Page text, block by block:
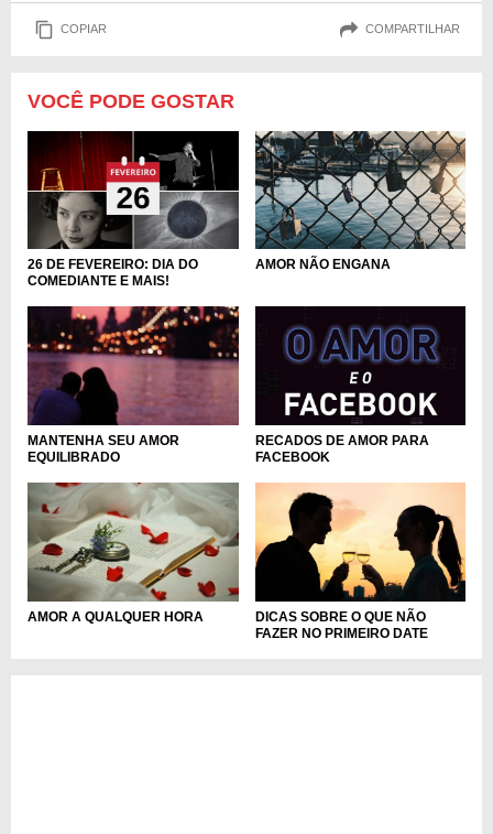
COPIAR COMPARTILHAR
VOCÊ PODE GOSTAR
26 DE FEVEREIRO: DIA DO
COMEDIANTE E MAIS!
AMOR NÃO ENGANA
MANTENHA SEU AMOR
EQUILIBRADO
RECADOS DE AMOR PARA
FACEBOOK
AMOR A QUALQUER HORA
DICAS SOBRE O QUE NÃO
FAZER NO PRIMEIRO DATE